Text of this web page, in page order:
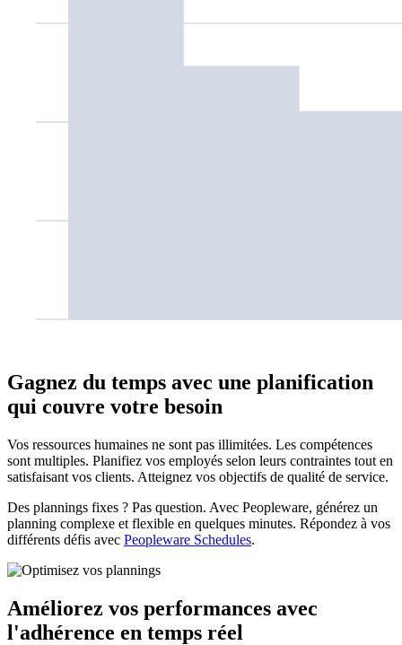
Gagnez du temps avec une planification
qui couvre votre besoin
Vos ressources humaines ne sont pas illimitées. Les compétences
sont multiples. Planifiez vos employés selon leurs contraintes tout en
satisfaisant vos clients. Atteignez vos objectifs de qualité de service.
Des plannings fixes ? Pas question. Avec Peopleware, générez un
planning complexe et flexible en quelques minutes. Répondez à vos
différents défis avec Peopleware Schedules.
Améliorez vos performances avec
l'adhérence en temps réel